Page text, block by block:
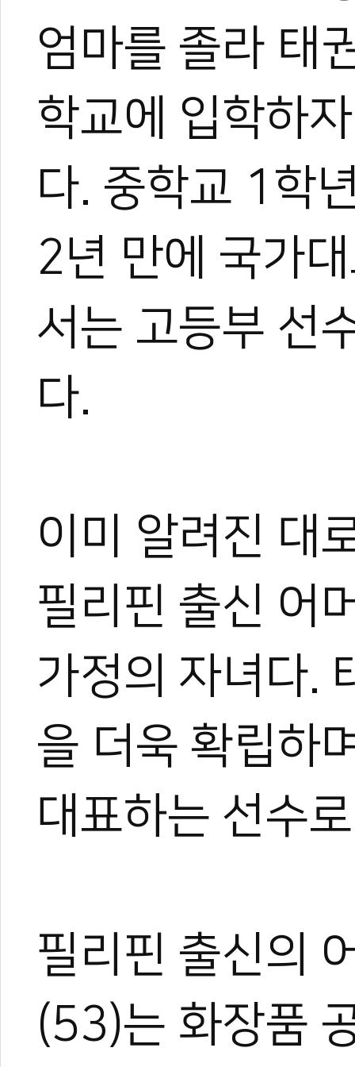
엄마를 졸라 태
학교에 입학하
다. 중학교 1학
2년 만에 국가
서는 고등부 선
다.
이미 알려진 대
필리핀 출신 어
가정의 자녀다.
을 더욱 확립하
대표하는 선수
필리핀 출신의
(53)는 화장품
#세계태권도품새선수권